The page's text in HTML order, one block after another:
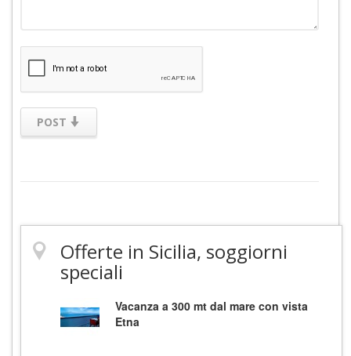
POST
Offerte in Sicilia, soggiorni
speciali
Vacanza a 300 mt dal mare con vista
Etna